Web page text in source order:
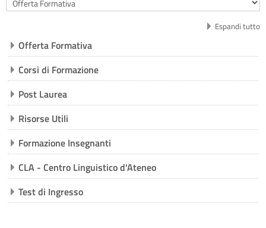
RISORSE UTILI
ITALIANO ‎(IT)‎
Categorie di corso
Espandi tutto
Offerta Formativa
Corsi di Formazione
Post Laurea
Risorse Utili
Formazione Insegnanti
CLA - Centro Linguistico d'Ateneo
Test di Ingresso